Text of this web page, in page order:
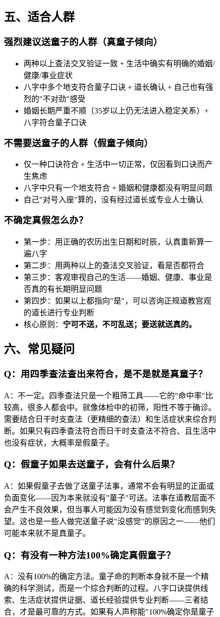
五、适合人群
强烈建议送童子的人群（真童子倾向）
两种以上查法交叉验证一致 + 生活中确实有明确的婚姻/
健康/事业症状
八字中多个地支符合童子口诀 + 道长确认 + 自己也有强
烈的"不对劲"感受
婚姻长期严重不顺（35岁以上仍无法进入稳定关系）+
八字符合童子口诀
不需要送童子的人群（假童子倾向）
仅一种口诀符合 + 生活中一切正常，仅因看到口诀而产
生焦虑
八字中只有一个地支符合 + 婚姻和健康都没有明显问题
自己"对号入座"算的，没有经过道长或专业人士确认
不确定真假怎么办？
第一步：用正确的农历出生日期和时辰，认真重新算一
遍八字
第二步：用两种以上的查法交叉验证，看是否都符合
第三步：客观审视自己的生活——婚姻、健康、事业是
否真的有长期明显问题
第四步：如果以上都指向"是"，可以咨询正规道教宫观
的道长进行专业判断
核心原则： 宁可不送，不可乱送；要送就送真的。
六、常见疑问
Q：用四季查法查出来符合，是不是就是真童子？
A：不一定。四季查法只是一个粗筛工具——它的"命中率"比
较高，很多人都会中。就像体检中的初筛，阳性不等于确诊。
需要结合日干时支查法（更精细的查法）和生活症状来综合判
断。如果只有四季查法符合而日干时支查法不符合、且生活中
也没有症状，大概率是假童子。
Q：假童子如果去送童子，会有什么后果？
A：如果假童子去做了送童子法事，通常不会有明显的正面或
负面变化——因为本来就没有"童子"可送。法事在道教层面不
会产生不良效果，但当事人可能因为没有感觉到变化而感到失
望。这也是一些人做完送童子说"没感觉"的原因之一——他们
可能本来就不是真童子。
Q：有没有一种方法100%确定真假童子？
A：没有100%的确定方法。童子命的判断本身就不是一个精
确的科学测试，而是一个综合判断的过程。八字口诀提供线
索、生活症状提供证据、道长经验提供专业判断——三者结
合，才是最可靠的方式。如果有人声称能"100%确定你是童子